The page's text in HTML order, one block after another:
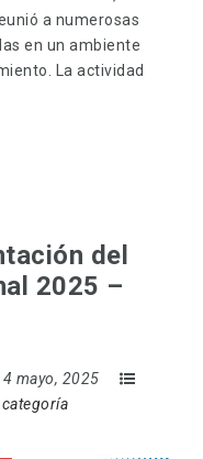
a numerosas
en un ambiente
La actividad
del
2025 –
mayo, 2025